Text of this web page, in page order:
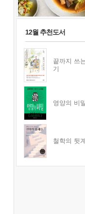
12월 추천도서
끝까지 쓰
기
영양의 비밀
철학의 뒷